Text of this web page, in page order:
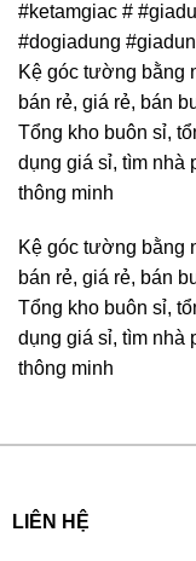
#ketamgiac #
#dogiadung
Kệ góc tường bằng
bán rẻ, giá rẻ, bán
Tổng kho buôn sỉ,
dụng giá sỉ, tìm nhà
thông minh
Kệ góc tường bằng
bán rẻ, giá rẻ, bán
Tổng kho buôn sỉ,
dụng giá sỉ, tìm nhà
thông minh
LIÊN HỆ